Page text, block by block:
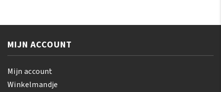
MIJN ACCOUNT
Mijn account
Winkelmandje